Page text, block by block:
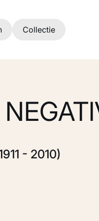
Collectie
- 2010)